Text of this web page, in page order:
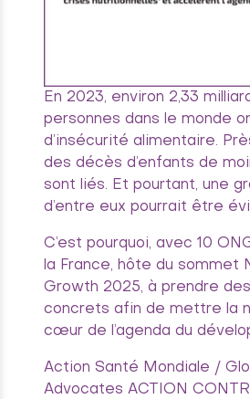
En 2023, environ 2,33
personnes dans le monde
d’insécurité alimentaire.
des décès d’enfants de
sont liés. Et pourtant, une
d’entre eux pourrait être
C’est pourquoi, avec 10
la France, hôte du sommet
Growth 2025, à prendre
concrets afin de mettre la
cœur de l’agenda du
Action Santé Mondiale /
Advocates ACTION